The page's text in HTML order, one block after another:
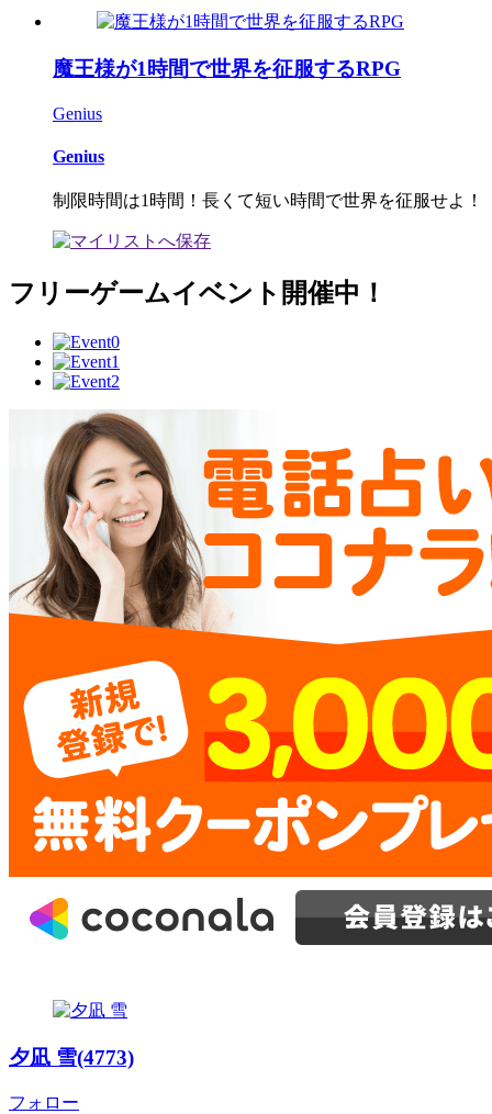
魔王様が1時間で世界を征服するRPG
Genius
Genius
制限時間は1時間！長くて短い時間で世界を征服せよ！
フリーゲームイベント開催中！
夕凪 雪(4773)
フォロー